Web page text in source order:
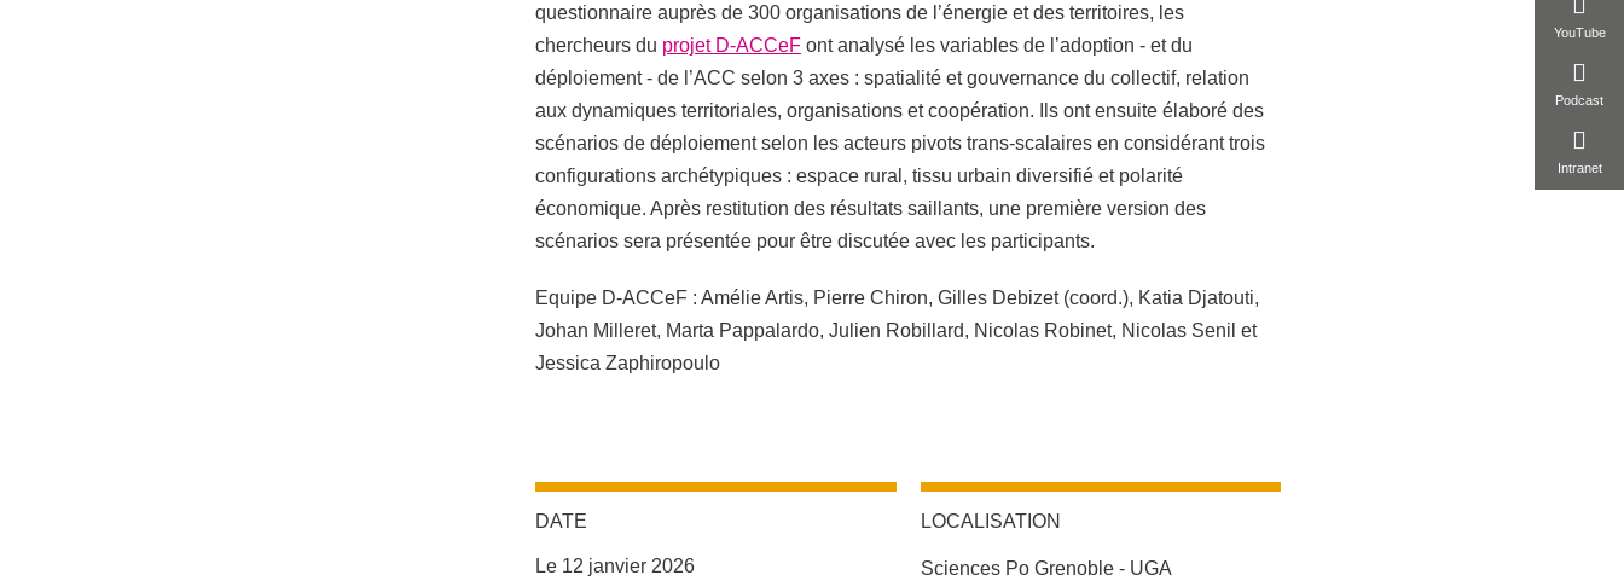
YouTube
Podcast
Intranet
questionnaire auprès de 300 organisations de l’énergie et des territoires, les
chercheurs du projet D-ACCeFont analysé les variables de l’adoption - et du
déploiement - de l’ACC selon 3 axes : spatialité et gouvernance du collectif, relation
aux dynamiques territoriales, organisations et coopération. Ils ont ensuite élaboré des
scénarios de déploiement selon les acteurs pivots trans-scalaires en considérant trois
configurations archétypiques : espace rural, tissu urbain diversifié et polarité
économique. Après restitution des résultats saillants, une première version des
scénarios sera présentée pour être discutée avec les participants.
Equipe D-ACCeF : Amélie Artis, Pierre Chiron, Gilles Debizet (coord.), Katia Djatouti,
Johan Milleret, Marta Pappalardo, Julien Robillard, Nicolas Robinet, Nicolas Senil et
Jessica Zaphiropoulo
DATE
Le 12 janvier 2026
LOCALISATION
Sciences Po Grenoble - UGA